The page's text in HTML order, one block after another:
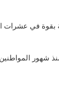
بقوة في عشرات
شهور